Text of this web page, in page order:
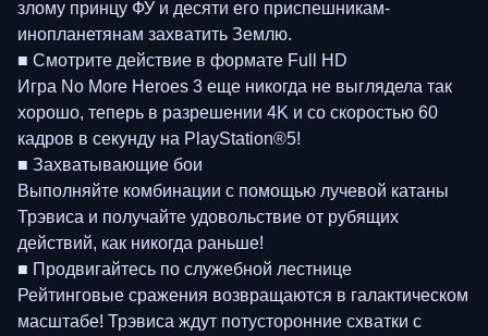
злому принцу ФУ и десяти его приспешникам-
инопланетянам захватить Землю.
■ Смотрите действие в формате Full HD
Игра No More Heroes 3 еще никогда не выглядела так
хорошо, теперь в разрешении 4K и со скоростью 60
кадров в секунду на PlayStation®5!
■ Захватывающие бои
Выполняйте комбинации с помощью лучевой катаны
Трэвиса и получайте удовольствие от рубящих
действий, как никогда раньше!
■ Продвигайтесь по служебной лестнице
Рейтинговые сражения возвращаются в галактическом
масштабе! Трэвиса ждут потусторонние схватки с